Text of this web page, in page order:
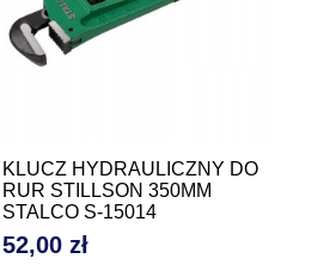
KLUCZ HYDRAULICZNY DO
RUR STILLSON 350MM
STALCO S-15014
Cena
52,00 zł